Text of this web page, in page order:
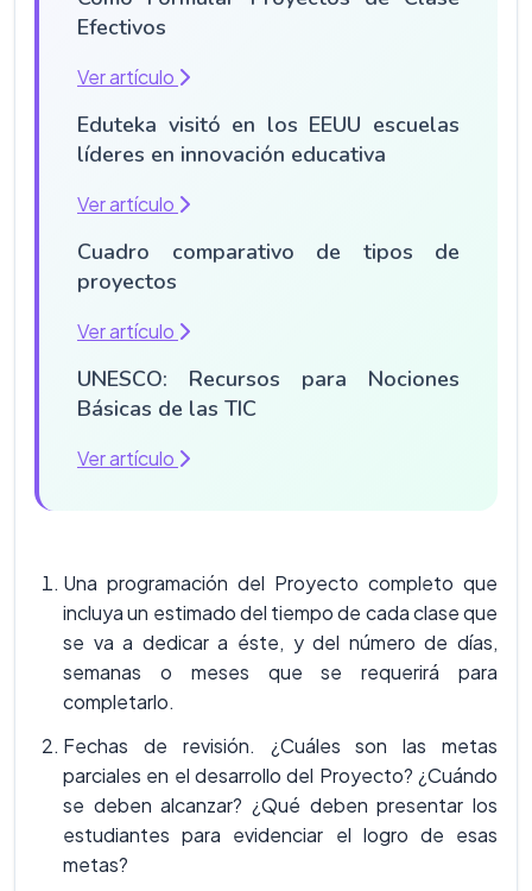
Efectivos
Ver artículo
Eduteka visitó en los EEUU escuelas
líderes en innovación educativa
Ver artículo
Cuadro comparativo de tipos de
proyectos
Ver artículo
UNESCO: Recursos para Nociones
Básicas de las TIC
Ver artículo
Una programación del Proyecto completo que
incluya un estimado del tiempo de cada clase que
se va a dedicar a éste, y del número de días,
semanas o meses que se requerirá para
completarlo.
Fechas de revisión. ¿Cuáles son las metas
parciales en el desarrollo del Proyecto? ¿Cuándo
se deben alcanzar? ¿Qué deben presentar los
estudiantes para evidenciar el logro de esas
metas?